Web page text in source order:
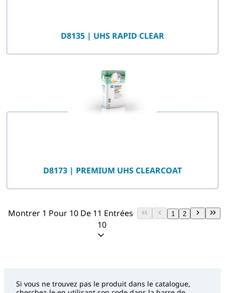
D8135 | UHS RAPID CLEAR
D8173 | PREMIUM UHS CLEARCOAT
Montrer 1 Pour 10 De 11 Entrées 1 2
10
Si vous ne trouvez pas le produit dans le catalogue,